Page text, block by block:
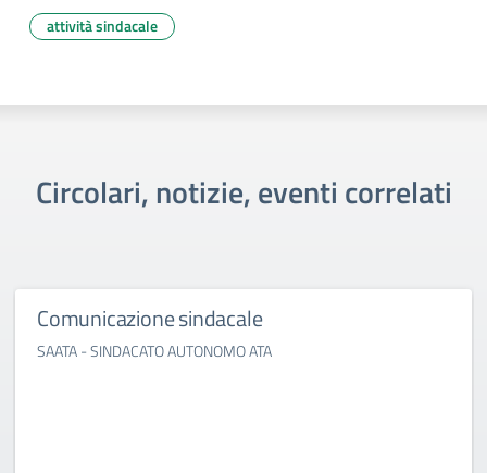
attività sindacale
Circolari, notizie, eventi correlati
Comunicazione sindacale
SAATA - SINDACATO AUTONOMO ATA